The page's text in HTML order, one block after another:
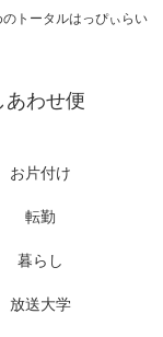
トータルはっぴぃらい
あわせ便
お片付け
転勤
暮らし
放送大学